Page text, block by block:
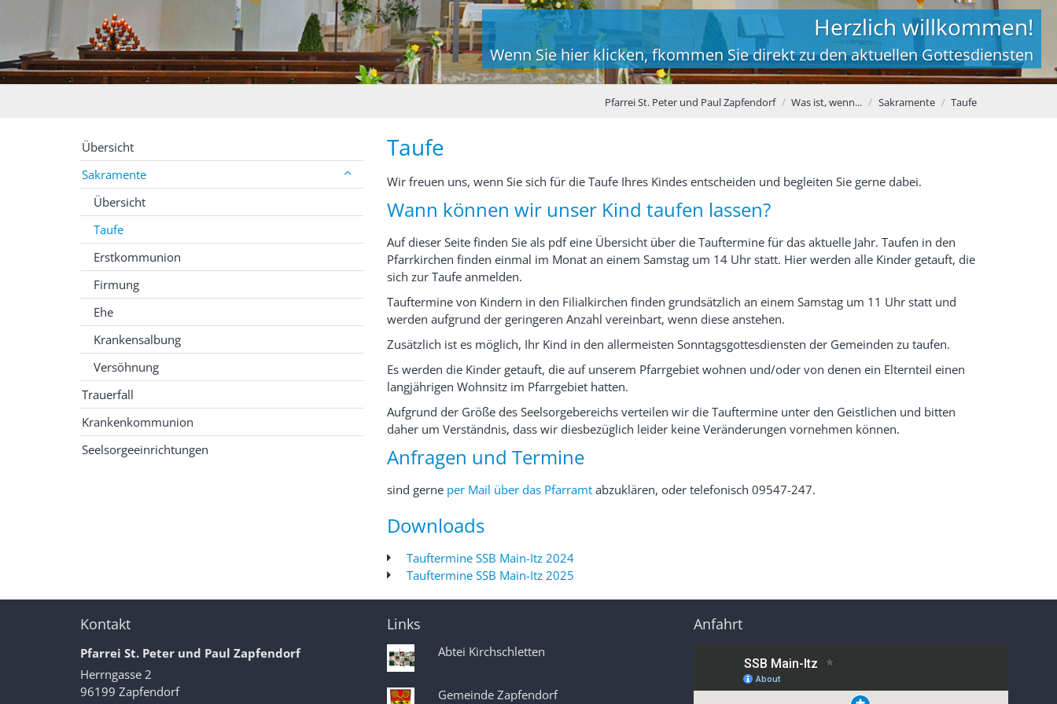
Herzlich willkommen!
Wenn Sie hier klicken, fkommen Sie direkt zu den aktuellen Gottesdiensten
Pfarrei St. Peter und Paul Zapfendorf Was ist, wenn... Sakramente Taufe
Taufe
Wir freuen uns, wenn Sie sich für die Taufe Ihres Kindes entscheiden und begleiten Sie gerne dabei.
Wann können wir unser Kind taufen lassen?
Auf dieser Seite finden Sie als pdf eine Übersicht über die Tauftermine für das aktuelle Jahr. Taufen in den
Pfarrkirchen finden einmal im Monat an einem Samstag um 14 Uhr statt. Hier werden alle Kinder getauft, die
sich zur Taufe anmelden.
Tauftermine von Kindern in den Filialkirchen finden grundsätzlich an einem Samstag um 11 Uhr statt und
werden aufgrund der geringeren Anzahl vereinbart, wenn diese anstehen.
Zusätzlich ist es möglich, Ihr Kind in den allermeisten Sonntagsgottesdiensten der Gemeinden zu taufen.
Es werden die Kinder getauft, die auf unserem Pfarrgebiet wohnen und/oder von denen ein Elternteil einen
langjährigen Wohnsitz im Pfarrgebiet hatten.
Aufgrund der Größe des Seelsorgebereichs verteilen wir die Tauftermine unter den Geistlichen und bitten
daher um Verständnis, dass wir diesbezüglich leider keine Veränderungen vornehmen können.
Anfragen und Termine
sind gerne per Mail über das Pfarramt abzuklären, oder telefonisch 09547-247.
Downloads
Tauftermine SSB Main-Itz 2024
Tauftermine SSB Main-Itz 2025
Übersicht
Sakramente
Übersicht
Taufe
Erstkommunion
Firmung
Ehe
Krankensalbung
Versöhnung
Trauerfall
Krankenkommunion
Seelsorgeeinrichtungen
Kontakt
Pfarrei St. Peter und Paul Zapfendorf
Herrngasse 2
96199 Zapfendorf
Links
Abtei Kirchschletten
Gemeinde Zapfendorf
Anfahrt